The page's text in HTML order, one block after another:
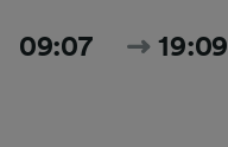
09:07 19:09